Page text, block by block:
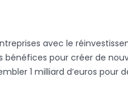
avec le
bénéfices pour créer de
1 milliard d’euros pour